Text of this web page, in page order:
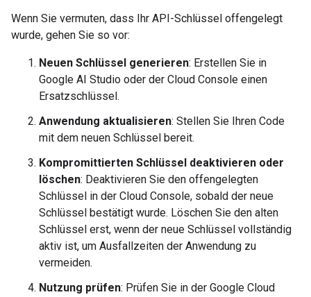
Wenn Sie vermuten, dass Ihr API-Schlüssel offengelegt
wurde, gehen Sie so vor:
Neuen Schlüssel generieren: Erstellen Sie in
Google AI Studio oder der Cloud Console einen
Ersatzschlüssel.
Anwendung aktualisieren: Stellen Sie Ihren Code
mit dem neuen Schlüssel bereit.
Kompromittierten Schlüssel deaktivieren oder
löschen: Deaktivieren Sie den offengelegten
Schlüssel in der Cloud Console, sobald der neue
Schlüssel bestätigt wurde. Löschen Sie den alten
Schlüssel erst, wenn der neue Schlüssel vollständig
aktiv ist, um Ausfallzeiten der Anwendung zu
vermeiden.
Nutzung prüfen: Prüfen Sie in der Google Cloud